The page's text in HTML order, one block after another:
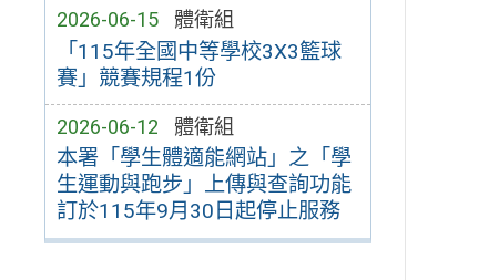
2026-06-15 體衛組
「115年全國中等學校3X3籃球
賽」競賽規程1份
2026-06-12 體衛組
本署「學生體適能網站」之「學
生運動與跑步」上傳與查詢功能
訂於115年9月30日起停止服務